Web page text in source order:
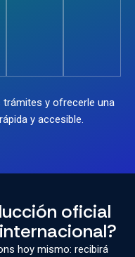
y ofrecerle una
y accesible.
oficial
hoy mismo: recibirá